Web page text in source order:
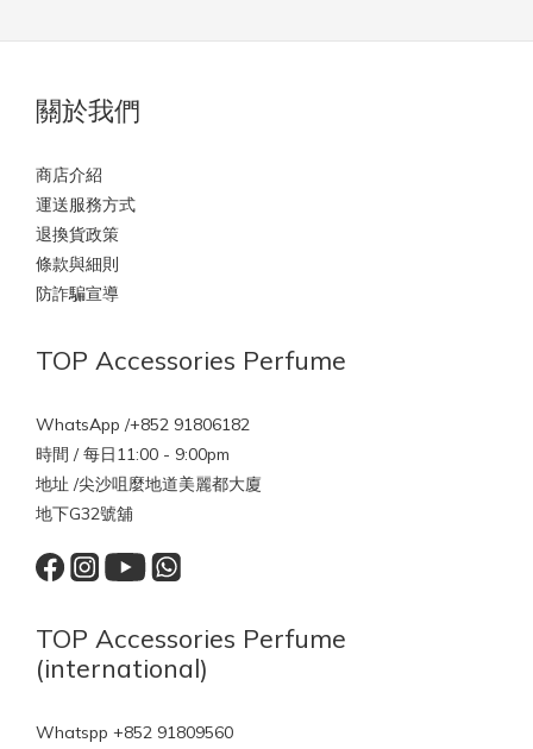
關於我們
商店介紹
運送服務方式
退換貨政策
條款與細則
防詐騙宣導
TOP Accessories Perfume
WhatsApp /+852 91806182
時間 / 每日11:00 - 9:00pm
地址 /尖沙咀麼地道美麗都大廈
地下G32號舖
TOP Accessories Perfume
(international)
Whatspp +852 91809560